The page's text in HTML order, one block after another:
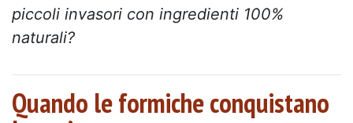
piccoli invasori con ingredienti 100%
naturali?
Quando le formiche conquistano